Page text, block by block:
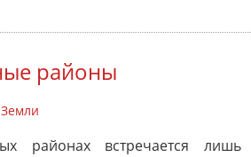
районы
районах встречается лишь